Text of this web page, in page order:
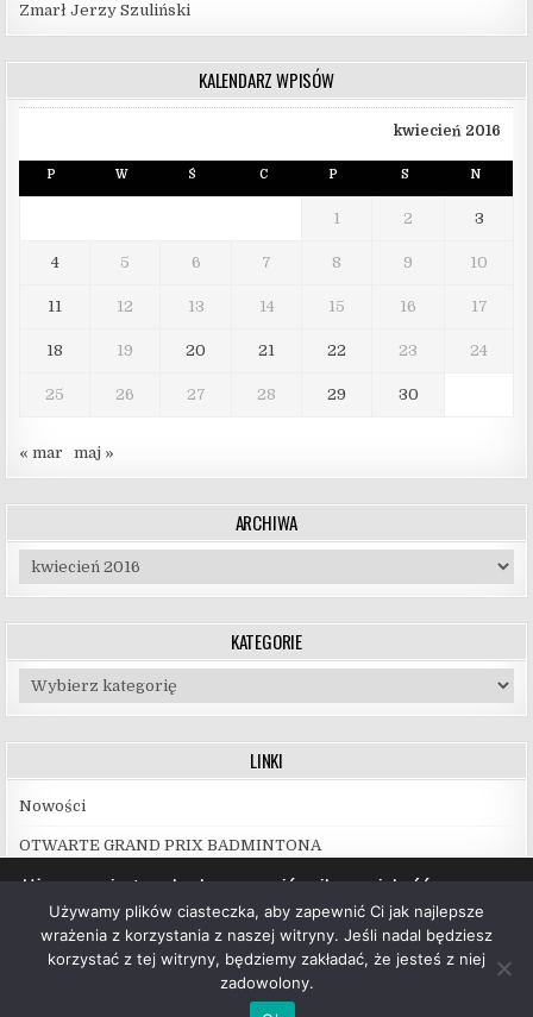
Zmarł Jerzy Szuliński
KALENDARZ WPISÓW
kwiecień 2016
P W Ś C P S N
1 2 3
4 5 6 7 8 9 10
11 12 13 14 15 16 17
18 19 20 21 22 23 24
25 26 27 28 29 30
« mar maj »
ARCHIWA
Archiwa
KATEGORIE
Kategorie
LINKI
Nowości
OTWARTE GRAND PRIX BADMINTONA
Copyright © 2026 UKS Hubal Białystok
Używamy ciasteczek, aby zapewnić najlepszą jakość
korzystania z naszej witryny.
Więcej informacji na temat plików ciasteczka, których
używamy, oraz możliwości ich wyłączenia znajdziesz w
ustawieniach.
Używamy plików ciasteczka, aby zapewnić Ci jak najlepsze
wrażenia z korzystania z naszej witryny. Jeśli nadal będziesz
korzystać z tej witryny, będziemy zakładać, że jesteś z niej
zadowolony.